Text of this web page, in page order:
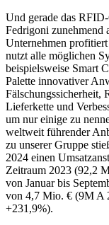
Und gerade das
Fedrigoni zunehmend
Unternehmen
nutzt alle möglichen
beispielsweise Smart
Palette innovativer
Fälschungssicherheit,
Lieferkette und
um nur einige zu
weltweit führender
zu unserer Gruppe
2024 einen
Zeitraum 2023 (92,2
von Januar bis
von 4,7 Mio. € (9M A
+231,9%).